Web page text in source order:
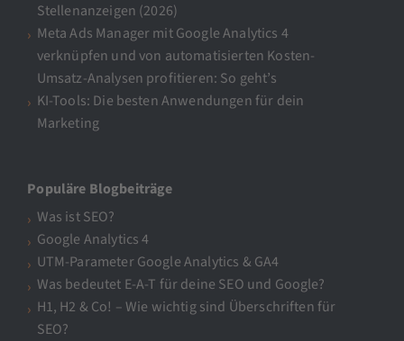
Stellenanzeigen (2026)
Meta Ads Manager mit Google Analytics 4
verknüpfen und von automatisierten Kosten-
Umsatz-Analysen profitieren: So geht’s
KI-Tools: Die besten Anwendungen für dein
Marketing
Populäre Blogbeiträge
Was ist SEO?
Google Analytics 4
UTM-Parameter Google Analytics & GA4
Was bedeutet E-A-T für deine SEO und Google?
H1, H2 & Co! – Wie wichtig sind Überschriften für
SEO?